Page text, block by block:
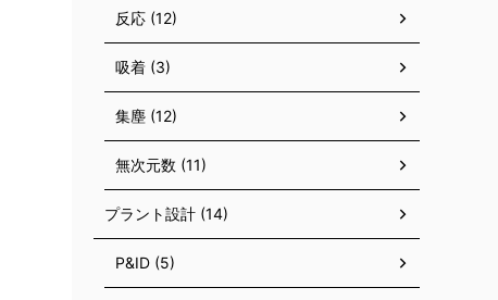
反応 (12)
吸着 (3)
集塵 (12)
無次元数 (11)
プラント設計 (14)
P&ID (5)